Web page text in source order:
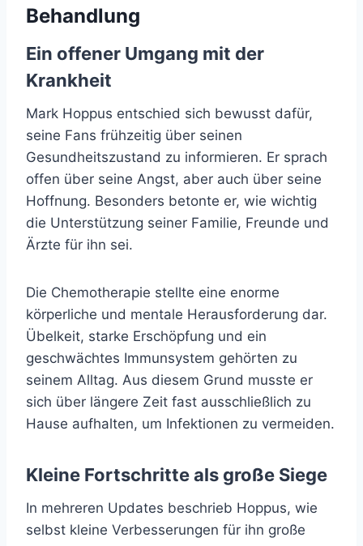
Behandlung
Ein offener Umgang mit der
Krankheit
Mark Hoppus entschied sich bewusst dafür,
seine Fans frühzeitig über seinen
Gesundheitszustand zu informieren. Er sprach
offen über seine Angst, aber auch über seine
Hoffnung. Besonders betonte er, wie wichtig
die Unterstützung seiner Familie, Freunde und
Ärzte für ihn sei.
Die Chemotherapie stellte eine enorme
körperliche und mentale Herausforderung dar.
Übelkeit, starke Erschöpfung und ein
geschwächtes Immunsystem gehörten zu
seinem Alltag. Aus diesem Grund musste er
sich über längere Zeit fast ausschließlich zu
Hause aufhalten, um Infektionen zu vermeiden.
Kleine Fortschritte als große Siege
In mehreren Updates beschrieb Hoppus, wie
selbst kleine Verbesserungen für ihn große